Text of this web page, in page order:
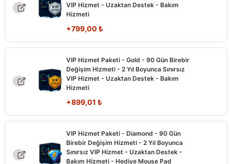
VIP Hizmet - Uzaktan Destek - Bakım
Hizmeti
+799,00 ₺
VIP Hizmet Paketi - Gold - 90 Gün Birebir
Değişim Hizmeti - 2 Yıl Boyunca Sınırsız
VIP Hizmet - Uzaktan Destek - Bakım
Hizmeti
+899,01 ₺
VIP Hizmet Paketi - Diamond - 90 Gün
Birebir Değişim Hizmeti - 2 Yıl Boyunca
Sınırsız VIP Hizmet - Uzaktan Destek -
Bakım Hizmeti - Hediye Mouse Pad